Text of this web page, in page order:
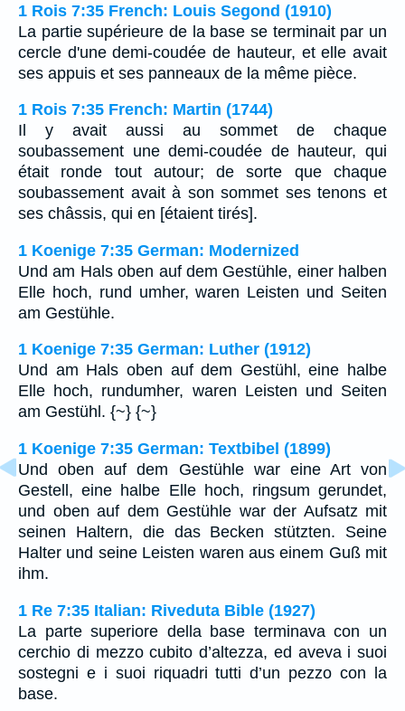
1 Rois 7:35 French: Louis Segond (1910)
La partie supérieure de la base se terminait par un
cercle d'une demi-coudée de hauteur, et elle avait
ses appuis et ses panneaux de la même pièce.
1 Rois 7:35 French: Martin (1744)
Il y avait aussi au sommet de chaque
soubassement une demi-coudée de hauteur, qui
était ronde tout autour; de sorte que chaque
soubassement avait à son sommet ses tenons et
ses châssis, qui en [étaient tirés].
1 Koenige 7:35 German: Modernized
Und am Hals oben auf dem Gestühle, einer halben
Elle hoch, rund umher, waren Leisten und Seiten
am Gestühle.
1 Koenige 7:35 German: Luther (1912)
Und am Hals oben auf dem Gestühl, eine halbe
Elle hoch, rundumher, waren Leisten und Seiten
am Gestühl. {~} {~}
1 Koenige 7:35 German: Textbibel (1899)
Und oben auf dem Gestühle war eine Art von
Gestell, eine halbe Elle hoch, ringsum gerundet,
und oben auf dem Gestühle war der Aufsatz mit
seinen Haltern, die das Becken stützten. Seine
Halter und seine Leisten waren aus einem Guß mit
ihm.
1 Re 7:35 Italian: Riveduta Bible (1927)
La parte superiore della base terminava con un
cerchio di mezzo cubito d’altezza, ed aveva i suoi
sostegni e i suoi riquadri tutti d’un pezzo con la
base.